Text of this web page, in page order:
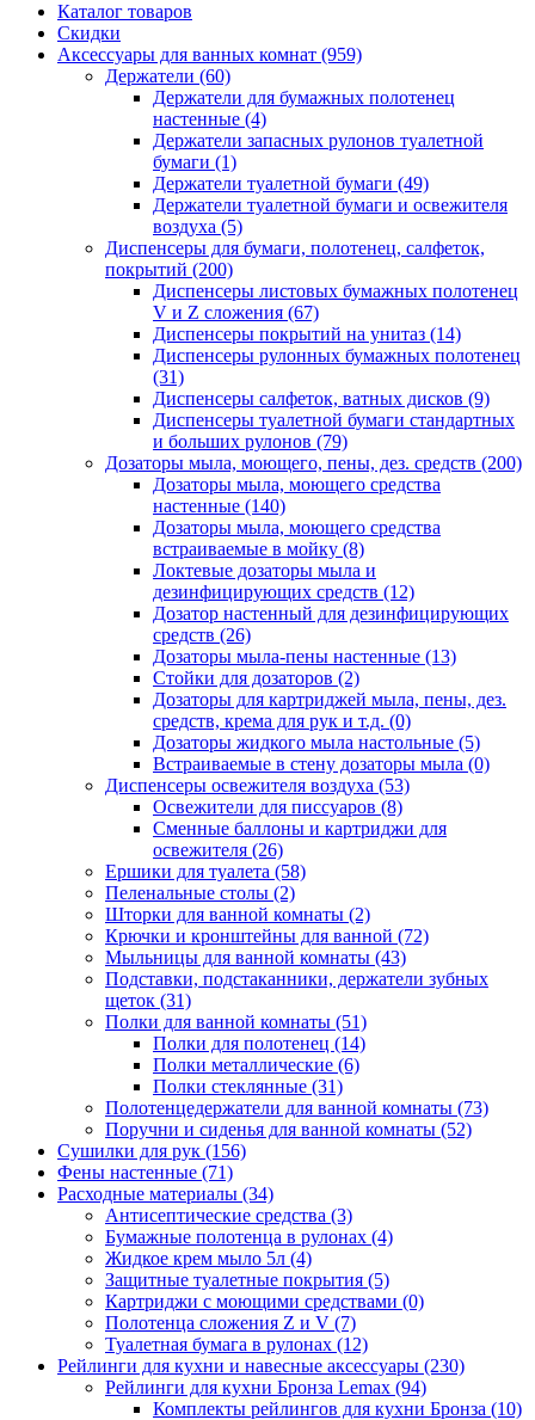
Каталог товаров
Скидки
Аксессуары для ванных комнат (959)
Держатели (60)
Держатели для бумажных полотенец
настенные (4)
Держатели запасных рулонов туалетной
бумаги (1)
Держатели туалетной бумаги (49)
Держатели туалетной бумаги и освежителя
воздуха (5)
Диспенсеры для бумаги, полотенец, салфеток,
покрытий (200)
Диспенсеры листовых бумажных полотенец
V и Z сложения (67)
Диспенсеры покрытий на унитаз (14)
Диспенсеры рулонных бумажных полотенец
(31)
Диспенсеры салфеток, ватных дисков (9)
Диспенсеры туалетной бумаги стандартных
и больших рулонов (79)
Дозаторы мыла, моющего, пены, дез. средств (200)
Дозаторы мыла, моющего средства
настенные (140)
Дозаторы мыла, моющего средства
встраиваемые в мойку (8)
Локтевые дозаторы мыла и
дезинфицирующих средств (12)
Дозатор настенный для дезинфицирующих
средств (26)
Дозаторы мыла-пены настенные (13)
Стойки для дозаторов (2)
Дозаторы для картриджей мыла, пены, дез.
средств, крема для рук и т.д. (0)
Дозаторы жидкого мыла настольные (5)
Встраиваемые в стену дозаторы мыла (0)
Диспенсеры освежителя воздуха (53)
Освежители для писсуаров (8)
Сменные баллоны и картриджи для
освежителя (26)
Ершики для туалета (58)
Пеленальные столы (2)
Шторки для ванной комнаты (2)
Крючки и кронштейны для ванной (72)
Мыльницы для ванной комнаты (43)
Подставки, подстаканники, держатели зубных
щеток (31)
Полки для ванной комнаты (51)
Полки для полотенец (14)
Полки металлические (6)
Полки стеклянные (31)
Полотенцедержатели для ванной комнаты (73)
Поручни и сиденья для ванной комнаты (52)
Сушилки для рук (156)
Фены настенные (71)
Расходные материалы (34)
Антисептические средства (3)
Бумажные полотенца в рулонах (4)
Жидкое крем мыло 5л (4)
Защитные туалетные покрытия (5)
Картриджи с моющими средствами (0)
Полотенца сложения Z и V (7)
Туалетная бумага в рулонах (12)
Рейлинги для кухни и навесные аксессуары (230)
Рейлинги для кухни Бронза Lemax (94)
Комплекты рейлингов для кухни Бронза (10)